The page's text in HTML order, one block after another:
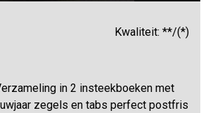
Kwaliteit: **/(*)
in 2 insteekboeken met
zegels en tabs perfect postfris